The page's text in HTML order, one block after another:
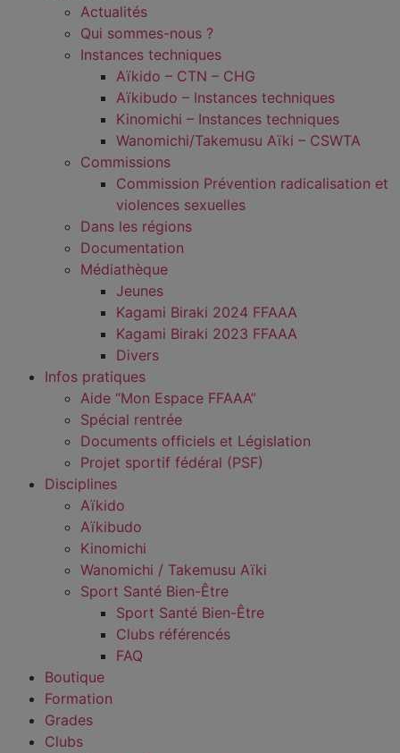
Actualités
Qui sommes-nous ?
Instances techniques
Aïkido – CTN – CHG
Aïkibudo – Instances techniques
Kinomichi – Instances techniques
Wanomichi/Takemusu Aïki – CSWTA
Commissions
Commission Prévention radicalisation et
violences sexuelles
Dans les régions
Documentation
Médiathèque
Jeunes
Kagami Biraki 2024 FFAAA
Kagami Biraki 2023 FFAAA
Divers
Infos pratiques
Aide “Mon Espace FFAAA”
Spécial rentrée
Documents officiels et Législation
Projet sportif fédéral (PSF)
Disciplines
Aïkido
Aïkibudo
Kinomichi
Wanomichi / Takemusu Aïki
Sport Santé Bien-Être
Sport Santé Bien-Être
Clubs référencés
FAQ
Boutique
Formation
Grades
Clubs